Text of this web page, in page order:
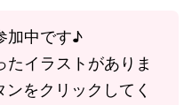
加中です♪
たイラストがありま
をクリックしてく